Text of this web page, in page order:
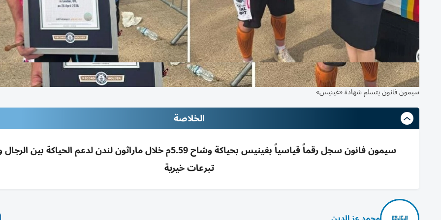
سيمون فانون يتسلم شهادة «غينيس»
الخلاصة
سيمون فانون سجل رقماً قياسياً بغينيس بحياكة وشاح 5.59م خلال ماراثون لندن لدعم الحياكة بين
تبرعات خيرية